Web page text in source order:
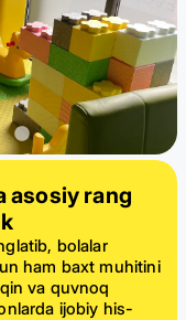
asosiy rang
bolalar
ham baxt muhitini
va quvnoq
ijobiy his-